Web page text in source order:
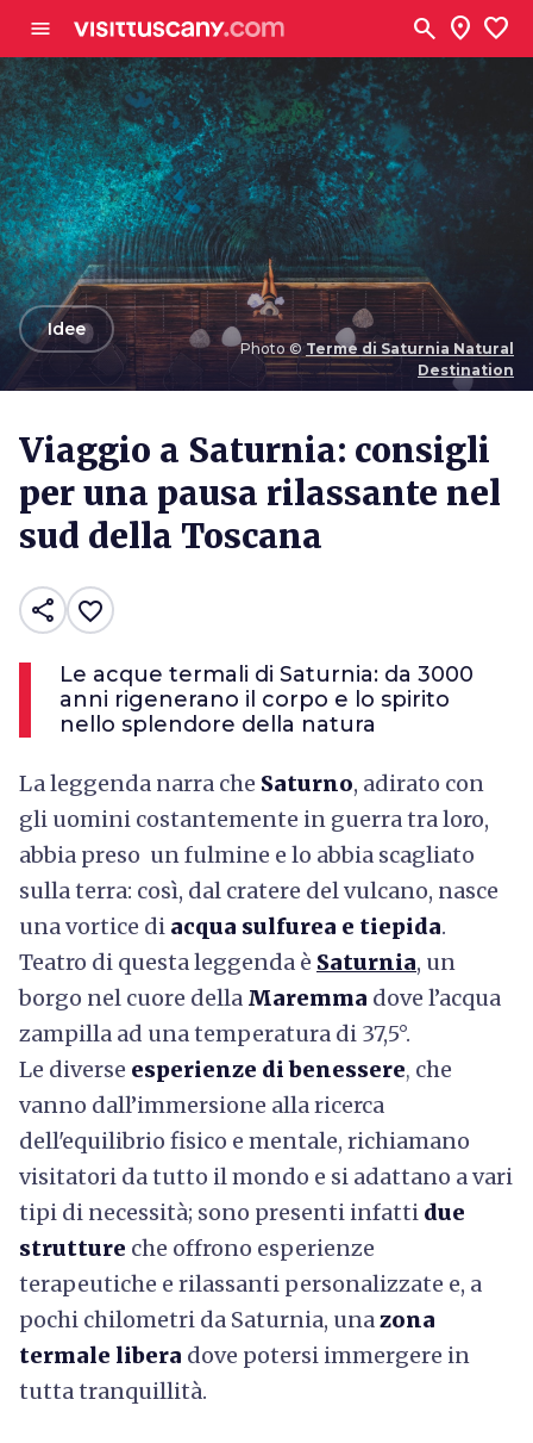
menu search location_on favorite
Photo © Terme di Saturnia Natural
Destination
arrow_backIdee
Viaggio a Saturnia: consigli
per una pausa rilassante nel
sud della Toscana
share favorite_border
Le acque termali di Saturnia: da 3000
anni rigenerano il corpo e lo spirito
nello splendore della natura
La leggenda narra che Saturno, adirato con
gli uomini costantemente in guerra tra loro,
abbia preso un fulmine e lo abbia scagliato
sulla terra: così, dal cratere del vulcano, nasce
una vortice di acqua sulfurea e tiepida.
Teatro di questa leggenda è Saturnia, un
borgo nel cuore della Maremma dove l’acqua
zampilla ad una temperatura di 37,5°.
Le diverse esperienze di benessere, che
vanno dall’immersione alla ricerca
dell'equilibrio fisico e mentale, richiamano
visitatori da tutto il mondo e si adattano a vari
tipi di necessità; sono presenti infatti due
strutture che offrono esperienze
terapeutiche e rilassanti personalizzate e, a
pochi chilometri da Saturnia, unazona
termale libera dove potersi immergere in
tutta tranquillità.